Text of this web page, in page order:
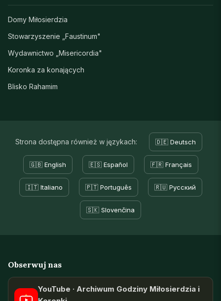
Domy Miłosierdzia
Stowarzyszenie „Faustinum"
Wydawnictwo „Misericordia"
Koronka za konających
Blisko Rahamim
Strona dostępna również w językach: 🇩🇪 Deutsch
🇬🇧 English 🇪🇸 Español 🇫🇷 Français
🇮🇹 Italiano 🇵🇹 Português 🇷🇺 Русский
🇸🇰 Slovenčina
Obserwuj nas
YouTube · Archiwum Godziny Miłosierdzia i